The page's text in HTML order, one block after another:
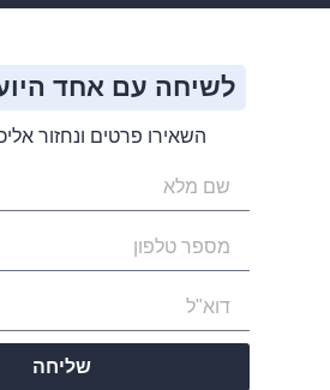
לשיחה עם אחד
השאירו פרטים ונחזור
שליחה